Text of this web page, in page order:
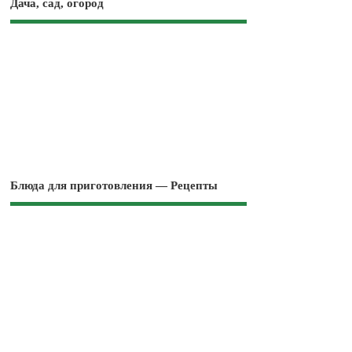
Дача, сад, огород
Блюда для приготовления — Рецепты